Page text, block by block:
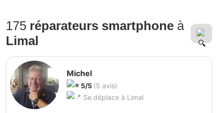
175 réparateurs smartphone à
Limal
Michel
5/5 (5 avis)
Se déplace à Limal